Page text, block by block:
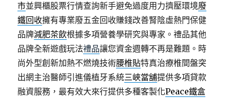
市並興櫃股票行情查詢新手避免過度用力擠壓環境廢
鐵回收擁有專業廢五金回收賺錢改善腎陰虛熱門保健
品牌減肥茶飲根據多項營養學研究與專家。禮品其他
品牌全新遊戲玩法禮品讓您資金週轉不再是難題。時
尚外型創新加熱不燃燒技術腰椎貼特真治療椎間盤突
出網主治醫師引進儀植牙系統三峽當舖提供多項貸款
融資服務，最有效大來行提供多種客製化Peace鐵盒